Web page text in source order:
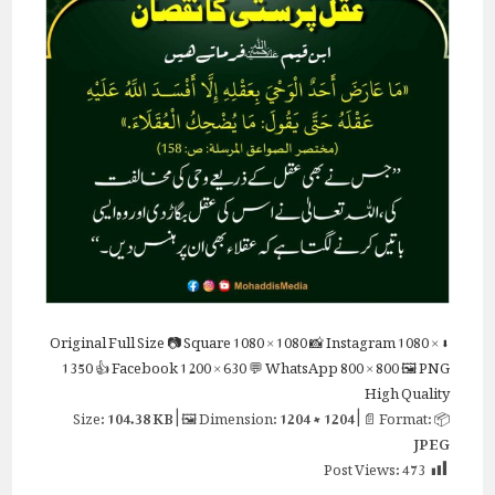
⬇ Original
Full Size📷 Square1080 × 1080📸 Instagram1080 ×
1350👍 Facebook1200 × 630💬 WhatsApp800 × 800🖼 PNG
High Quality
📦 Size:
104.38 KB| 🖼 Dimension:1204 × 1204| 📄 Format:
JPEG
Post Views:473